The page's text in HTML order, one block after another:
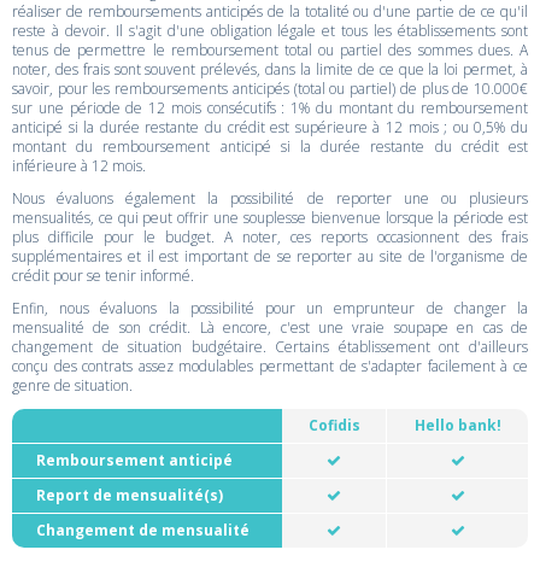
réaliser de remboursements anticipés de la totalité ou d'une partie de ce qu'il
reste à devoir. Il s'agit d'une obligation légale et tous les établissements sont
tenus de permettre le remboursement total ou partiel des sommes dues. A
noter, des frais sont souvent prélevés, dans la limite de ce que la loi permet, à
savoir, pour les remboursements anticipés (total ou partiel) de plus de 10.000€
sur une période de 12 mois consécutifs : 1% du montant du remboursement
anticipé si la durée restante du crédit est supérieure à 12 mois ; ou 0,5% du
montant du remboursement anticipé si la durée restante du crédit est
inférieure à 12 mois.
Nous évaluons également la possibilité de reporter une ou plusieurs
mensualités, ce qui peut offrir une souplesse bienvenue lorsque la période est
plus difficile pour le budget. A noter, ces reports occasionnent des frais
supplémentaires et il est important de se reporter au site de l'organisme de
crédit pour se tenir informé.
Enfin, nous évaluons la possibilité pour un emprunteur de changer la
mensualité de son crédit. Là encore, c'est une vraie soupape en cas de
changement de situation budgétaire. Certains établissement ont d'ailleurs
conçu des contrats assez modulables permettant de s'adapter facilement à ce
genre de situation.
Cofidis
Hello bank!
Remboursement anticipé
Report de mensualité(s)
Changement de mensualité